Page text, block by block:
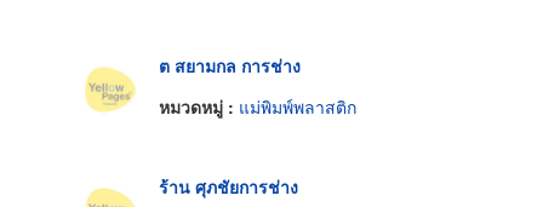
ต สยามกล การช่าง
หมวดหมู่ : แม่พิมพ์พลาสติก
ร้าน ศุภชัยการช่าง